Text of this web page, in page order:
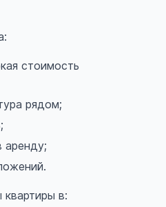
стоимость
рядом;
аренду;
в: